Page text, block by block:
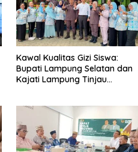
Kawal Kualitas Gizi Siswa:
Bupati Lampung Selatan dan
Kajati Lampung Tinjau